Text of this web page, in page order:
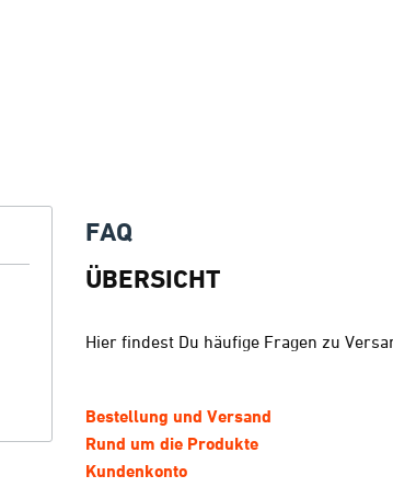
FAQ
ÜBERSICHT
Hier findest Du häufige Fragen zu
Bestellung und Versand
Rund um die Produkte
Kundenkonto